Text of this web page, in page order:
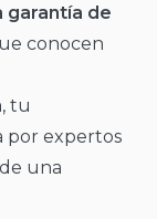
garantía de
conocen
, tu
por expertos
una